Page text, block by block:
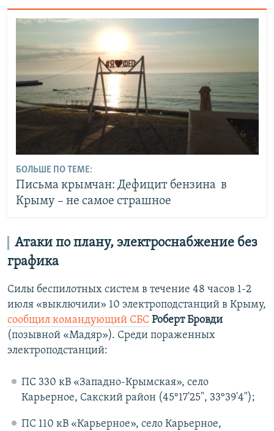
БОЛЬШЕ ПО ТЕМЕ:
Письма крымчан: Дефицит бензина в
Крыму – не самое страшное
Атаки по плану, электроснабжение без
графика
Силы беспилотных систем в течение 48 часов 1-2
июля «выключили» 10 электроподстанций в Крыму,
сообщил командующий СБС Роберт Бровди
(позывной «Мадяр»). Среди пораженных
электроподстанций:
ПС 330 кВ «Западно-Крымская», село
Карьерное, Сакский район (45°17'25", 33°39'4");
ПС 110 кВ «Карьерное», село Карьерное,